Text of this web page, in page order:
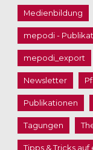
Medienbildung
mepodi -
mepodi_export
Newsletter
Publikationen
Tagungen
Tipps & Tricks